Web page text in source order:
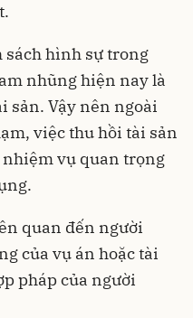
sách hình sự trong
nhũng hiện nay là
sản. Vậy nên ngoài
việc thu hồi tài sản
nhiệm vụ quan trọng
quan đến người
của vụ án hoặc tài
pháp của người